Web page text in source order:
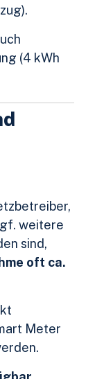
(4 kWh
weitere
sind,
oft ca.
Meter